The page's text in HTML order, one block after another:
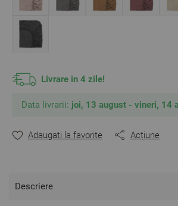
Poate varia ușor culoarea sau tonalitatea.
Livrare in 4 zile!
Data livrarii: joi, 13 august - vineri, 14
Adaugati la favorite Acțiune
Descriere